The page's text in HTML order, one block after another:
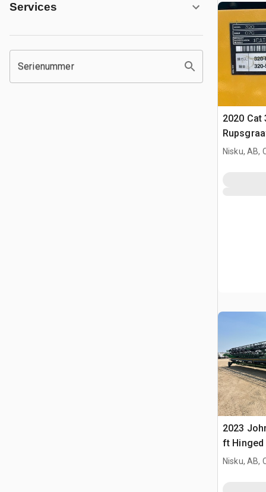
Services
Serienummer
2020 Cat
Nisku, AB,
2023
ft Hinged
Nisku, AB,